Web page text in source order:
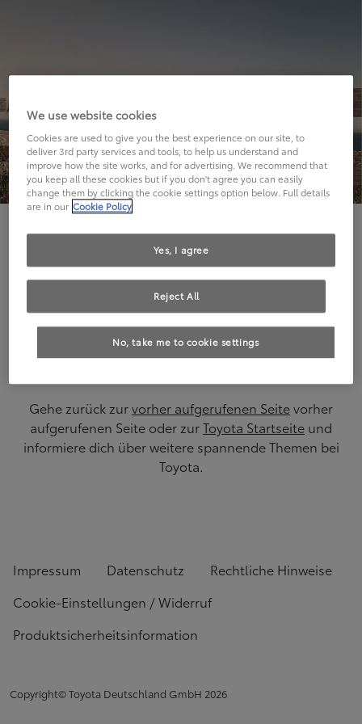
Hier geht's leider nicht weiter.
Die angeforderte Seite kann leider nicht gefunden
werden.
Gehe zurück zurvorher aufgerufenen Seitevorher
aufgerufenen Seite oder zurToyota Startseite und
informiere dich über weitere spannende Themen bei
Toyota.
Impressum Datenschutz
Rechtliche Hinweise
Cookie-Einstellungen / Widerruf
Produktsicherheitsinformation
Copyright© Toyota Deutschland GmbH 2026
We use website cookies
Cookies are used to give you the best experience on our site, to
deliver 3rd party services and tools, to help us understand and
improve how the site works, and for advertising. We recommend that
you keep all these cookies but if you don't agree you can easily
change them by clicking the cookie settings option below. Full details
are in our Cookie Policy
No, take me to cookie settings
Reject All
Yes, I agree